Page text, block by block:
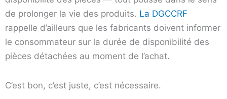
de prolonger la vie des produits. La DGCCRF
rappelle d’ailleurs que les fabricants doivent informer
le consommateur sur la durée de disponibilité des
pièces détachées au moment de l’achat.
C’est bon, c’est juste, c’est nécessaire.